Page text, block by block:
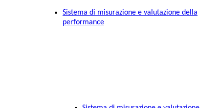
Sistema di misurazione e valutazione della
performance